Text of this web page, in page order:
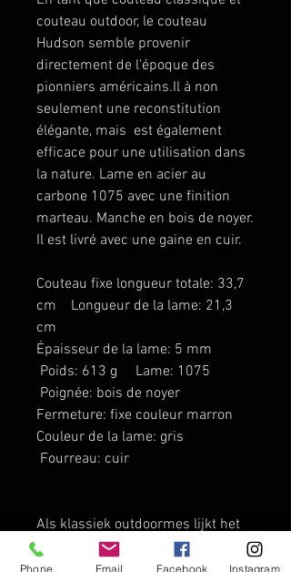
couteau outdoor, le couteau
Hudson semble provenir
directement de l'époque des
pionniers américains.Il à non
seulement une reconstitution
élégante, mais est également
efficace pour une utilisation dans
la nature. Lame en acier au
carbone 1075 avec une finition
marteau. Manche en bois de noyer.
Il est livré avec une gaine en cuir.
Couteau fixe longueur totale: 33,7
cm Longueur de la lame: 21,3
cm
Épaisseur de la lame: 5 mm
Poids: 613 g Lame: 1075
Poignée: bois de noyer
Fermeture: fixe couleur marron
Couleur de la lame: gris
Fourreau: cuir
Als klassiek outdoormes lijkt het
Hudson-mes rechtstreeks uit de
Amerikaanse pionierstijd te
Phone Email Facebook Instagram